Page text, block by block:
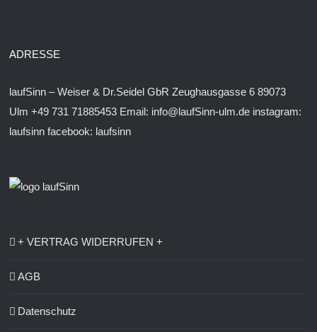
ADRESSE
laufSinn – Weiser & Dr.Seidel GbR Zeughausgasse 6 89073
Ulm +49 731 71885453 Email: info@laufSinn-ulm.de instagram:
laufsinn facebook: laufsinn
+ VERTRAG WIDERRUFEN +
AGB
Datenschutz